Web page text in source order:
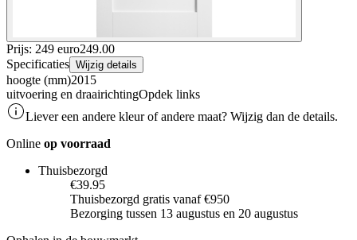
Prijs: 249 euro249.00
Specificaties Wijzig details
hoogte (mm)2015
uitvoering en draairichtingOpdek links
Liever een andere kleur of andere maat? Wijzig dan de details.
Online op voorraad
Thuisbezorgd
€39.95
Thuisbezorgd gratis vanaf €950
Bezorging tussen 13 augustus en 20 augustus